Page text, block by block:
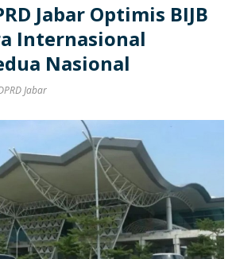
Jabar Optimis BIJB
Internasional
Nasional
Jabar